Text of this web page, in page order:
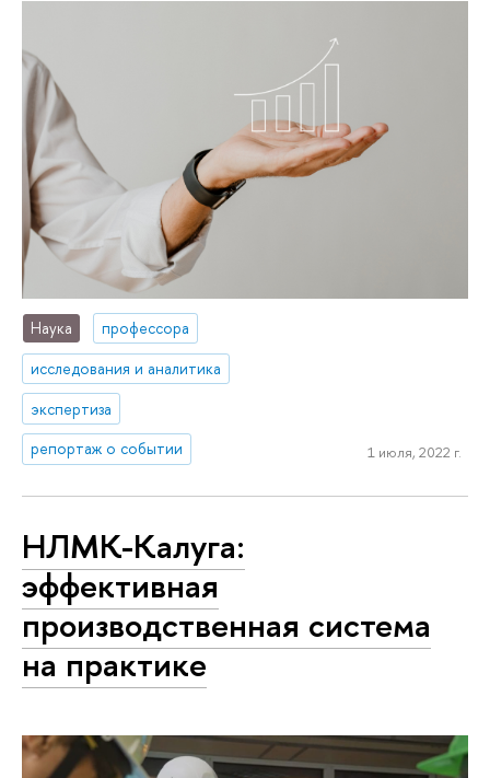
Наука
профессора
исследования и аналитика
экспертиза
репортаж о событии
1 июля, 2022 г.
НЛМК-Калуга:
эффективная
производственная система
на практике